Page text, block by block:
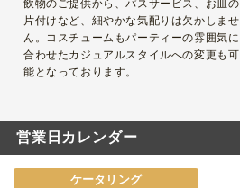
飲物のご提供から、パスサービス、お皿の
片付けなど、細やかな気配りは欠かしませ
ん。コスチュームもパーティーの雰囲気に
合わせたカジュアルスタイルへの変更も可
能となっております。
営業日カレンダー
ケータリング